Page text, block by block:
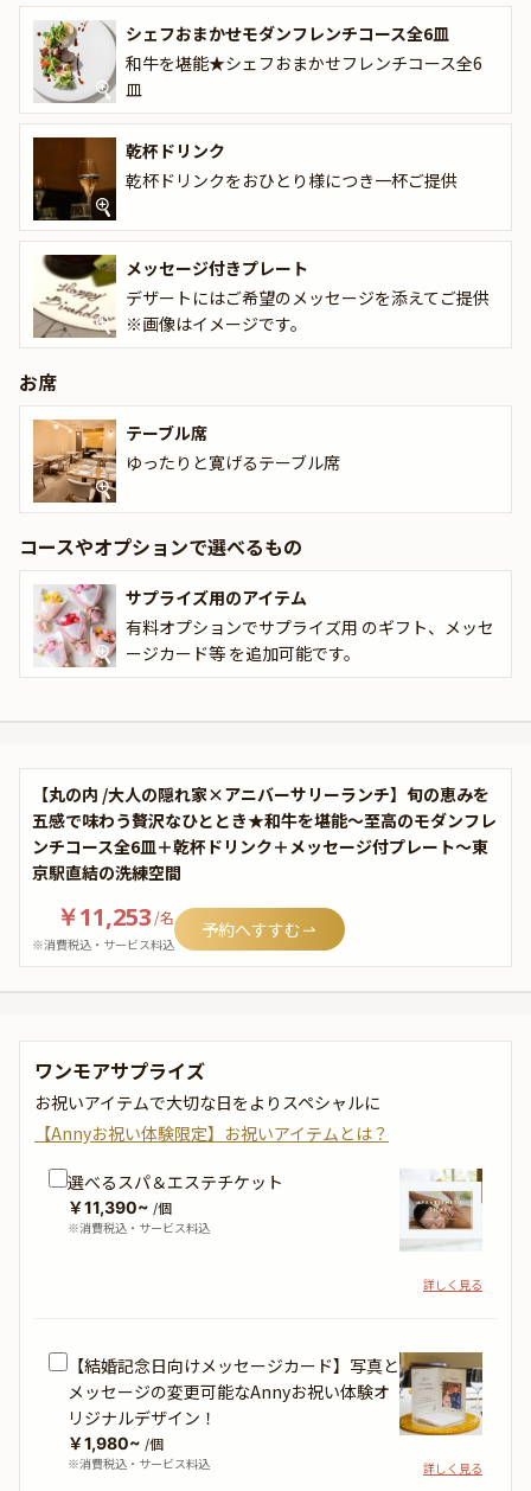
アニバーサリープランでお召し上がりいただくのは、和牛を贅沢に
堪能できるシェフおまかせコース全6皿。日本の豊かな海と大地の
恵みを五感でお楽しみください。さらに特典として、乾杯ドリンク
とメッセージ付きプレートもご用意しております。
厳選食材を使用した逸品は、一度食べたら忘れられない美味しさで
す。唯一無二の食体験が、特別な日を華やかに彩ることでしょう。
★とっておきの演出が叶うオプション★
「ランス YANAGIDATE 丸の内」のアニバーサリープランでは、
Anny限定のギフトや花束、メッセージカードをお付けすることが
できます。メッセージカードは着席時に、ギフトはデザートタイム
にご予約主様にお渡し致しますので、サプライズ演出にお役立てく
ださい。とっておきのお祝いシーンを心を込めてお手伝いさせてい
ただきます。
シェフおまかせモダンフレンチコース全6皿
和牛を堪能★シェフおまかせフレンチコース全6
皿
乾杯ドリンク
乾杯ドリンクをおひとり様につき一杯ご提供
メッセージ付きプレート
デザートにはご希望のメッセージを添えてご提供
※画像はイメージです。
お席
テーブル席
ゆったりと寛げるテーブル席
コースやオプションで選べるもの
サプライズ用のアイテム
有料オプションでサプライズ用 のギフト、メッセ
ージカード等 を追加可能です。
【丸の内 /大人の隠れ家×アニバーサリーランチ】旬の恵みを
五感で味わう贅沢なひととき★和牛を堪能〜至高のモダンフレ
ンチコース全6皿＋乾杯ドリンク＋メッセージ付プレート〜東
京駅直結の洗練空間
￥11,253 /名
※消費税込・サービス料込
予約へすすむ
ワンモアサプライズ
お祝いアイテムで大切な日をよりスペシャルに
【Annyお祝い体験限定】お祝いアイテムとは？
選べるスパ＆エステチケット
￥11,390~ /個
※消費税込・サービス料込
詳しく見る
【結婚記念日向けメッセージカード】写真と
メッセージの変更可能なAnnyお祝い体験オ
リジナルデザイン！
￥1,980~ /個
※消費税込・サービス料込
詳しく見る